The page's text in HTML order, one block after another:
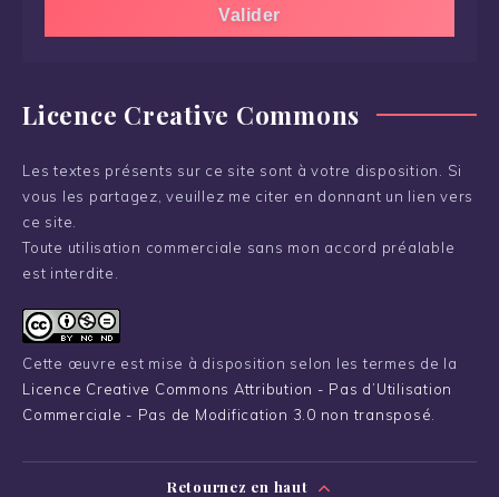
Licence Creative Commons
Les textes présents sur ce site sont à votre disposition. Si
vous les partagez, veuillez me citer en donnant un lien vers
ce site.
Toute utilisation commerciale sans mon accord préalable
est interdite.
Cette œuvre est mise à disposition selon les termes de la
Licence Creative Commons Attribution - Pas d’Utilisation
Commerciale - Pas de Modification 3.0 non transposé
Retournez en haut